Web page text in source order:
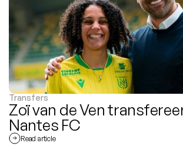
Transfers
Zoï van de Ven
Nantes FC
Read article